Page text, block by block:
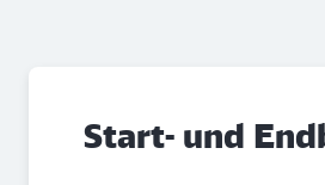
Start- und